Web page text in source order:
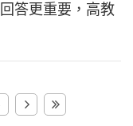
答更重要，高教